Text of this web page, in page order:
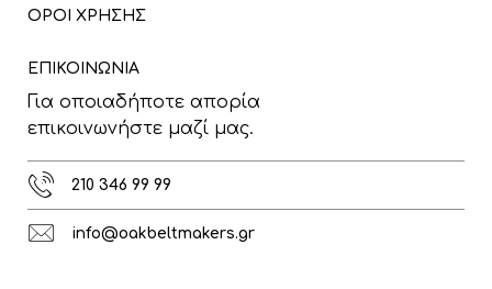
ΟΡΟΙ ΧΡΗΣΗΣ
ΕΠΙΚΟΙΝΩΝΙΑ
Για οποιαδήποτε απορία
επικοινωνήστε μαζί μας.
210 346 99 99
info@oakbeltmakers.gr